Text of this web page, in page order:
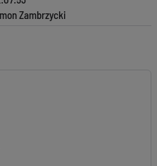
Zambrzycki